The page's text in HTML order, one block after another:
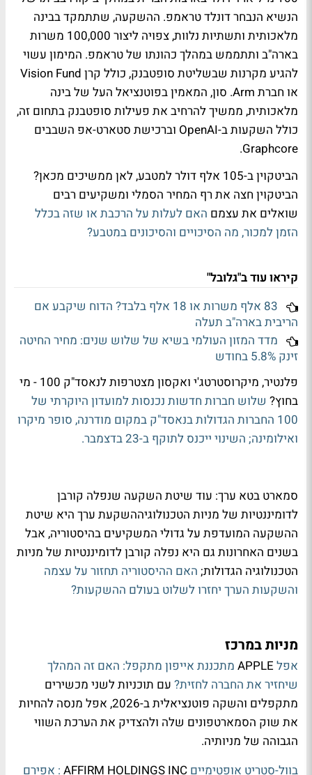
הנשיא הנבחר דונלד טראמפ. ההשקעה, שתתמקד בבינה
מלאכותית ותשתיות נלוות, צפויה ליצור 100,000 משרות
בארה"ב ותתממש במהלך כהונתו של טראמפ. המימון עשוי
להגיע מקרנות שבשליטת סופטבנק, כולל קרן Vision Fund
או חברת Arm. סון, המאמין בפוטנציאל העל של בינה
מלאכותית, ממשיך להרחיב את פעילות סופטבנק בתחום זה,
כולל השקעות ב-OpenAI וברכישת סטארט-אפ השבבים
Graphcore.
הביטקוין ב-105 אלף דולר למטבע, לאן ממשיכים מכאן?
הביטקוין חצה את רף המחיר הסמלי ומשקיעים רבים
שואלים את עצמם האם לעלות על הרכבת או שזה בכלל
הזמן למכור, מה הסיכויים והסיכונים במטבע?
קיראו עוד ב"גלובל"
83 אלף משרות או 18 אלף בלבד? הדוח שיקבע אם
הריבית בארה"ב תעלה
מדד המזון העולמי בשיא של שלוש שנים: מחיר החיטה
זינק 5.8% בחודש
פלנטיר, מיקרוסטרטג'י ואקסון מצטרפות לנאסד"ק 100 - מי
בחוץ? שלוש חברות חדשות נכנסות למועדון היוקרתי של
100 החברות הגדולות בנאסד"ק במקום מודרנה, סופר מיקרו
ואילומינה; השינוי ייכנס לתוקף ב-23 בדצמבר.
סמארט בטא ערך: עוד שיטת השקעה שנפלה קורבן
לדומיננטיות של מניות הטכנולוגיההשקעת ערך היא שיטת
ההשקעה המועדפת על גדולי המשקיעים בהיסטוריה, אבל
בשנים האחרונות גם היא נפלה קורבן לדומיננטיות של מניות
הטכנולוגיה הגדולות; האם ההיסטוריה תחזור על עצמה
והשקעות הערך יחזרו לשלוט בעולם ההשקעות?
מניות במרכז
אפל APPLE מתכננת אייפון מתקפל: האם זה המהלך
שיחזיר את החברה לחזית? עם תוכניות לשני מכשירים
מתקפלים והשקה פוטנציאלית ב-2026, אפל מנסה להחיות
את שוק הסמארטפונים שלה ולהצדיק את הערכת השווי
הגבוהה של מניותיה.
בוול-סטריט אופטימיים
: אפירם